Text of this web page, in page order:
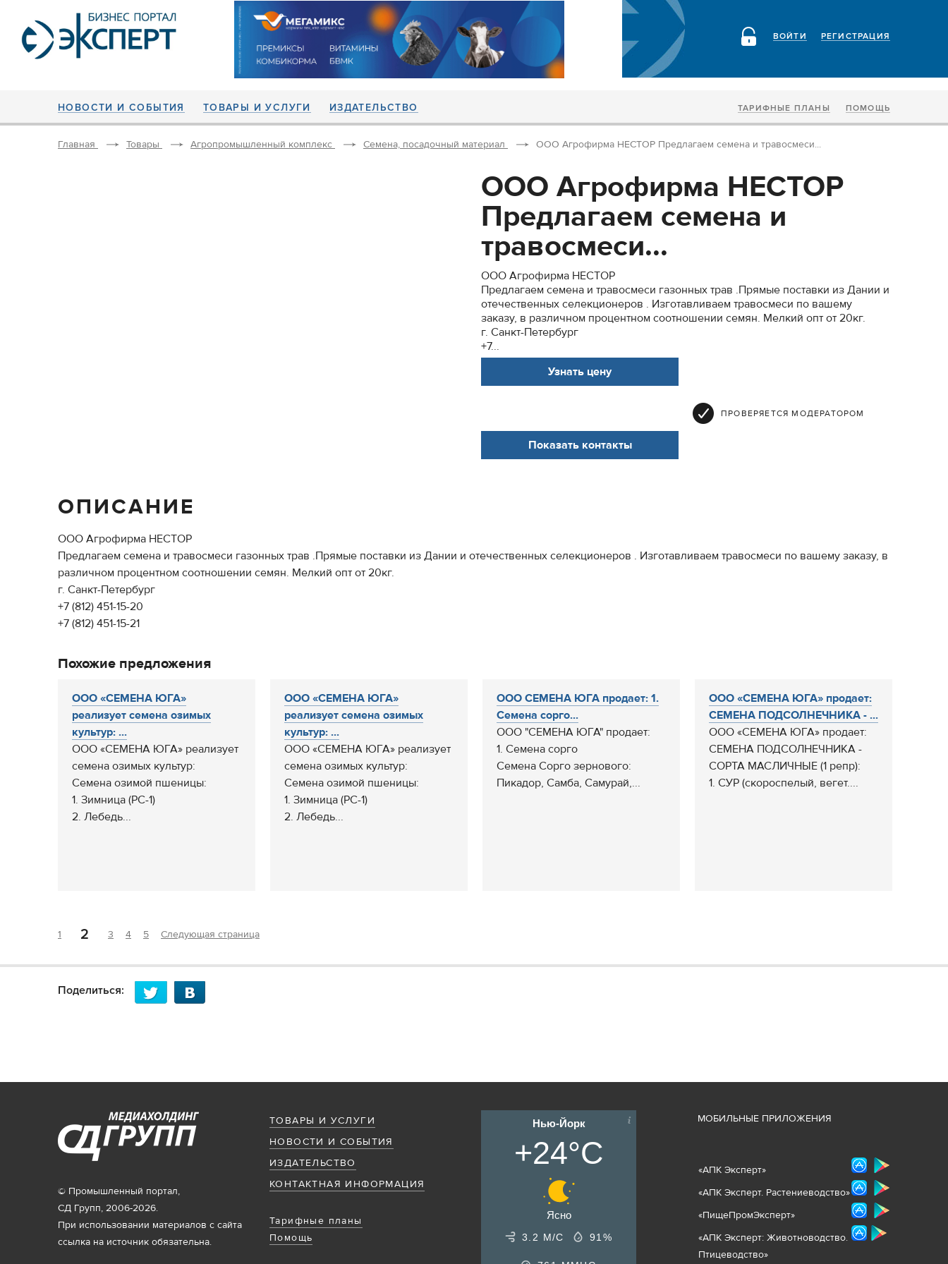
РЕГИСТРАЦИЯ
ВОЙТИ
НОВОСТИ И СОБЫТИЯ ТОВАРЫ И УСЛУГИ ИЗДАТЕЛЬСТВО ТАРИФНЫЕ ПЛАНЫ ПОМОЩЬ
Главная Товары Агропромышленный комплекс Семена, посадочный материал ООО Агрофирма НЕСТОР Предлагаем семена и травосмеси...
ООО Агрофирма НЕСТОР
Предлагаем семена и
травосмеси...
ООО Агрофирма НЕСТОР
Предлагаем семена и травосмеси газонных трав .Прямые поставки из Дании и
отечественных селекционеров . Изготавливаем травосмеси по вашему
заказу, в различном процентном соотношении семян. Мелкий опт от 20кг.
г. Санкт-Петербург
+7...
Узнать цену
ПРОВЕРЯЕТСЯ МОДЕРАТОРОМ
Показать контакты
ОПИСАНИЕ
ООО Агрофирма НЕСТОР
Предлагаем семена и травосмеси газонных трав .Прямые поставки из Дании и отечественных селекционеров . Изготавливаем травосмеси по вашему заказу, в
различном процентном соотношении семян. Мелкий опт от 20кг.
г. Санкт-Петербург
+7 (812) 451-15-20
+7 (812) 451-15-21
Похожие предложения
ООО «СЕМЕНА ЮГА»
реализует семена озимых
культур: ...
ООО «СЕМЕНА ЮГА» реализует
семена озимых культур:
Семена озимой пшеницы:
1. Зимница (РС-1)
2. Лебедь...
ООО «СЕМЕНА ЮГА»
реализует семена озимых
культур: ...
ООО «СЕМЕНА ЮГА» реализует
семена озимых культур:
Семена озимой пшеницы:
1. Зимница (РС-1)
2. Лебедь...
ООО СЕМЕНА ЮГА продает: 1.
Семена сорго...
ООО "СЕМЕНА ЮГА" продает:
1. Семена сорго
Семена Сорго зернового:
Пикадор, Самба, Самурай,...
ООО «СЕМЕНА ЮГА» продает:
СЕМЕНА ПОДСОЛНЕЧНИКА - ...
ООО «СЕМЕНА ЮГА» продает:
СЕМЕНА ПОДСОЛНЕЧНИКА -
СОРТА МАСЛИЧНЫЕ (1 репр):
1. СУР (скороспелый, вегет....
1 2 3 4 5 Следующая страница
Поделиться:
ТОВАРЫ И УСЛУГИ
НОВОСТИ И СОБЫТИЯ
ИЗДАТЕЛЬСТВО
КОНТАКТНАЯ ИНФОРМАЦИЯ
Тарифные планы
Помощь
© Промышленный портал,
СД Групп, 2006-2026.
При использовании материалов с сайта
ссылка на источник обязательна.
Нью-Йорк
+24°C
Ясно
3.2 М/С 91%
МОБИЛЬНЫЕ ПРИЛОЖЕНИЯ
«АПК Эксперт»
«АПК Эксперт. Растениеводство»
«ПищеПромЭксперт»
«АПК Эксперт: Животноводство.
Птицеводство»